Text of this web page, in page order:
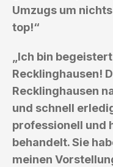
Umzugs um
top!“
„Ich bin
Recklinghausen!
Recklinghausen
und schnell
professionell und
behandelt. Sie
meinen